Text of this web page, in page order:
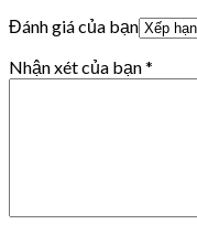
Đánh giá của bạn
Nhận xét của bạn*